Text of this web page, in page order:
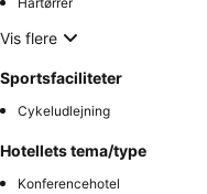
Vis flere
Sportsfaciliteter
Cykeludlejning
Hotellets tema/type
Konferencehotel